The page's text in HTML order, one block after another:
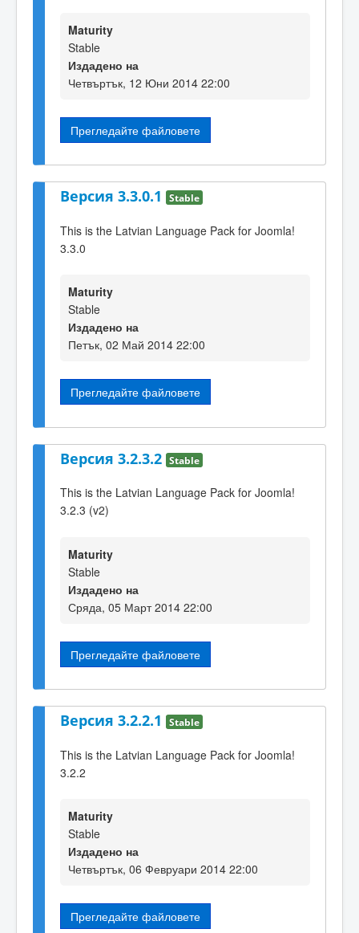
Maturity
Stable
Издадено на
Четвъртък, 12 Юни 2014 22:00
Прегледайте файловете
Версия 3.3.0.1 Stable
This is the Latvian Language Pack for Joomla!
3.3.0
Maturity
Stable
Издадено на
Петък, 02 Май 2014 22:00
Прегледайте файловете
Версия 3.2.3.2 Stable
This is the Latvian Language Pack for Joomla!
3.2.3 (v2)
Maturity
Stable
Издадено на
Сряда, 05 Март 2014 22:00
Прегледайте файловете
Версия 3.2.2.1 Stable
This is the Latvian Language Pack for Joomla!
3.2.2
Maturity
Stable
Издадено на
Четвъртък, 06 Февруари 2014 22:00
Прегледайте файловете